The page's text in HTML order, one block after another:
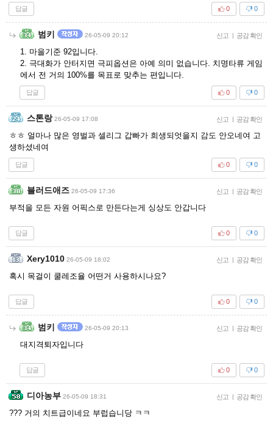
답글 0
0
범키 26-05-09 20:12 신고 | 공감 확인
1. 마을기준 92입니다.
2. 극대화가 안터지면 극피옵션은 아예 의미 없습니다. 치명타류 게임
에서 전 거의 100%를 목표로 맞추는 편입니다.
답글 0
0
스톤랑 26-05-09 17:08 신고 | 공감 확인
ㅎㅎ 얼마나 많은 영벌과 셀리그 갑빠가 희생되엇을지 감도 안오네여 고
생하셨네여
답글 0
0
블러드애즈 26-05-09 17:36 신고 | 공감 확인
부적을 모든 자원 어픽스로 만든다는게 싱상도 안갑니다
답글 0
0
Xery1010 26-05-09 18:02 신고 | 공감 확인
혹시 목걸이 쿨레조율 어떤거 사용하시나요?
답글 0
0
범키 26-05-09 20:13 신고 | 공감 확인
대지격퇴자입니다
답글 0
0
디아농부 26-05-09 18:31 신고 | 공감 확인
??? 거의 치트급이네요 부럽습니당 ㅋㅋ